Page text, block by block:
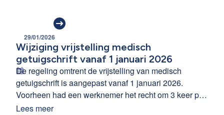
29/01/2026
Wijziging vrijstelling medisch
getuigschrift vanaf 1 januari 2026
De regeling omtrent de vrijstelling van medisch
getuigschrift is aangepast vanaf 1 januari 2026.
Voorheen had een werknemer het recht om 3 keer per
jaar afwezig te zijn zonder de verplichting om een
Lees meer